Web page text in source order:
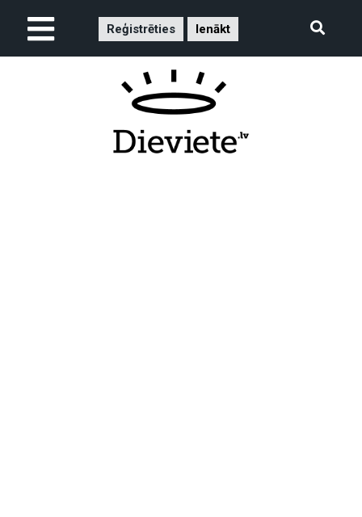
Reģistrēties Ienākt